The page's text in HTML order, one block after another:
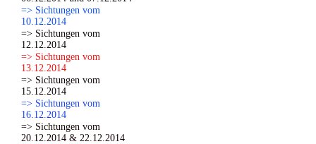
=> Sichtungen vom
10.12.2014
=> Sichtungen vom
12.12.2014
=> Sichtungen vom
13.12.2014
=> Sichtungen vom
15.12.2014
=> Sichtungen vom
16.12.2014
=> Sichtungen vom
20.12.2014 & 22.12.2014